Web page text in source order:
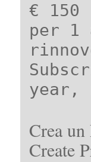
€ 150
per 1
year,
Crea
Create